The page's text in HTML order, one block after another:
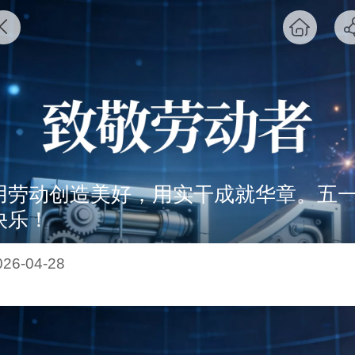
劳动创造美好，用实干成就华章。五
乐！
04-28